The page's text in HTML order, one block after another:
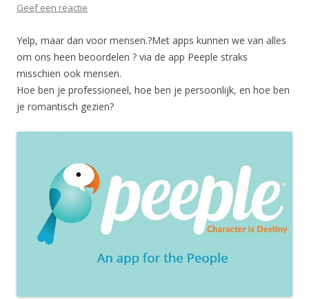
Geef een reactie
Yelp, maar dan voor mensen.?Met apps kunnen we van alles
om ons heen beoordelen ? via de app Peeple straks
misschien ook mensen.
Hoe ben je professioneel, hoe ben je persoonlijk, en hoe ben
je romantisch gezien?